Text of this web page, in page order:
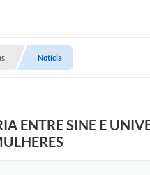
Notícia
ENTRE SINE E